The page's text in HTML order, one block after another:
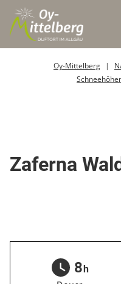
Oy-Mittelberg
Zaferna
8h